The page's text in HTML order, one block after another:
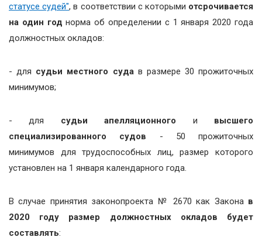
статусе судей", в соответствии с которыми отсрочивается
на один год норма об определении с 1 января 2020 года
должностных окладов:
- для судьи местного суда в размере 30 прожиточных
минимумов;
- для судьи апелляционного и высшего
специализированного судов - 50 прожиточных
минимумов для трудоспособных лиц, размер которого
установлен на 1 января календарного года.
В случае принятия законопроекта № 2670 как Закона в
2020 году размер должностных окладов
будет
составлять: